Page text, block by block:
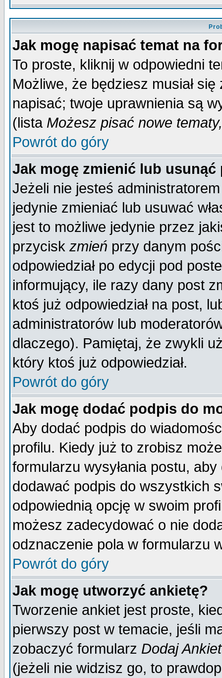
Jak mogę napisać temat na
To proste, kliknij w odpowiedni
Możliwe, że będziesz musiał
napisać; twoje uprawnienia są
(lista Możesz pisać nowe
Powrót do góry
Jak mogę zmienić lub usunąć
Jeżeli nie jesteś
jedynie zmieniać lub usuwać
jest to możliwe jedynie przez
przycisk zmień przy danym
odpowiedział po edycji pod
informujący, ile razy dany post
ktoś już odpowiedział na post,
administratorów lub
dlaczego). Pamiętaj, że zwykli
który ktoś już odpowiedział.
Powrót do góry
Jak mogę dodać podpis do
Aby dodać podpis do
profilu. Kiedy już to zrobisz
formularzu wysyłania postu,
dodawać podpis do wszystkich
odpowiednią opcję w swoim
możesz zadecydować o nie
odznaczenie pola w formularzu
Powrót do góry
Jak mogę utworzyć ankietę?
Tworzenie ankiet jest proste,
pierwszy post w temacie, jeśli
zobaczyć formularz Dodaj
(jeżeli nie widzisz go, to